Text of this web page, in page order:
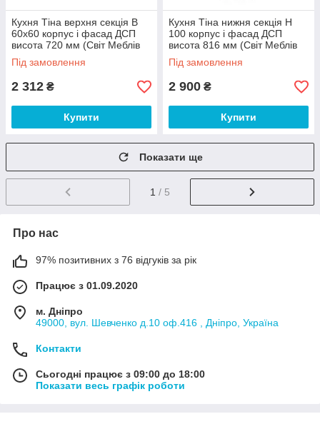
Кухня Тіна верхня секція В
60х60 корпус і фасад ДСП
висота 720 мм (Світ Меблів
ТМ)
Під замовлення
2 312 ₴
Купити
Кухня Тіна нижня секція Н
100 корпус і фасад ДСП
висота 816 мм (Світ Меблів
ТМ)
Під замовлення
2 900 ₴
Купити
Показати ще
1 / 5
Про нас
97% позитивних з 76 відгуків за рік
Працює з 01.09.2020
м. Дніпро
49000, вул. Шевченко д.10 оф.416 , Дніпро, Україна
Контакти
Сьогодні працює з 09:00 до 18:00
Показати весь графік роботи